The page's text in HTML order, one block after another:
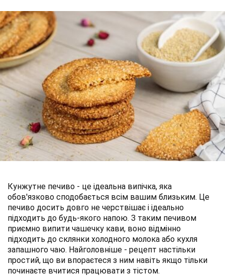
Кунжутне печиво - це ідеальна випічка, яка
обов'язково сподобається всім вашим близьким. Це
печиво досить довго не черствішає і ідеально
підходить до будь-якого напою. З таким печивом
приємно випити чашечку кави, воно відмінно
підходить до склянки холодного молока або кухля
запашного чаю. Найголовніше - рецепт настільки
простий, що ви впораєтеся з ним навіть якщо тільки
починаєте вчитися працювати з тістом.